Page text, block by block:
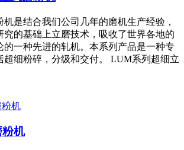
机是结合我们公司几年的磨机生产经验，
究的基础上立磨技术，吸收了世界各地的
的一种先进的轧机。本系列产品是一种专
超细粉碎，分级和交付。 LUM系列超细立
机